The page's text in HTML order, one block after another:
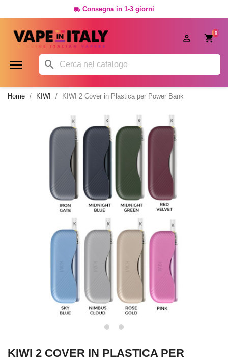
 Consegna in 1-3 giorni
0

 
Home KIWI KIWI 2 Cover in Plastica per Power Bank
KIWI 2 COVER IN PLASTICA PER